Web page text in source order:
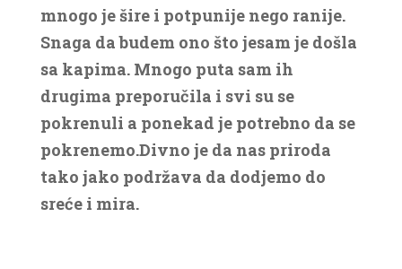
mnogo je šire i potpunije nego ranije.
Snaga da budem ono što jesam je došla
sa kapima. Mnogo puta sam ih
drugima preporučila i svi su se
pokrenuli a ponekad je potrebno da se
pokrenemo.Divno je da nas priroda
tako jako podržava da dodjemo do
sreće i mira.